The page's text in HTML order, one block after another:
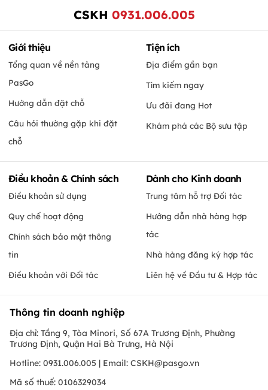
CSKH 0931.006.005
Giới thiệu
Tổng quan về nền tảng
PasGo
Hướng dẫn đặt chỗ
Câu hỏi thường gặp khi đặt
chỗ
Tiện ích
Địa điểm gần bạn
Tìm kiếm ngay
Ưu đãi đang Hot
Khám phá các Bộ sưu tập
Điều khoản & Chính sách
Điều khoản sử dụng
Quy chế hoạt động
Chính sách bảo mật thông
tin
Điều khoản với Đối tác
Dành cho Kinh doanh
Trung tâm hỗ trợ Đối tác
Hướng dẫn nhà hàng hợp
tác
Nhà hàng đăng ký hợp tác
Liên hệ về Đầu tư & Hợp tác
Thông tin doanh nghiệp
Địa chỉ: Tầng 9, Tòa Minori, Số 67A Trương Định, Phường
Trương Định, Quận Hai Bà Trưng, Hà Nội
Hotline: 0931.006.005 | Email: CSKH@pasgo.vn
Mã số thuế: 0106329034